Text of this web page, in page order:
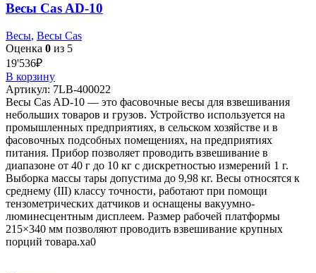
Весы Cas AD-10
Весы, Весы Cas
Оценка 0 из 5
19'536₽
В корзину
Артикул: 7LB-400022
Весы Cas AD-10 — это фасовочные весы для взвешивания
небольших товаров и грузов. Устройство используется на
промышленных предприятиях, в сельском хозяйстве и в
фасовочных подсобных помещениях, на предприятиях
питания. Прибор позволяет проводить взвешивание в
диапазоне от 40 г до 10 кг с дискретностью измерений 1 г.
Выборка массы тары допустима до 9,98 кг. Весы относятся к
среднему (III) классу точности, работают при помощи
тензометрических датчиков и оснащены вакуумно-
люминесцентным дисплеем. Размер рабочей платформы
215×340 мм позволяют проводить взвешивание крупных
порций товара.xa0